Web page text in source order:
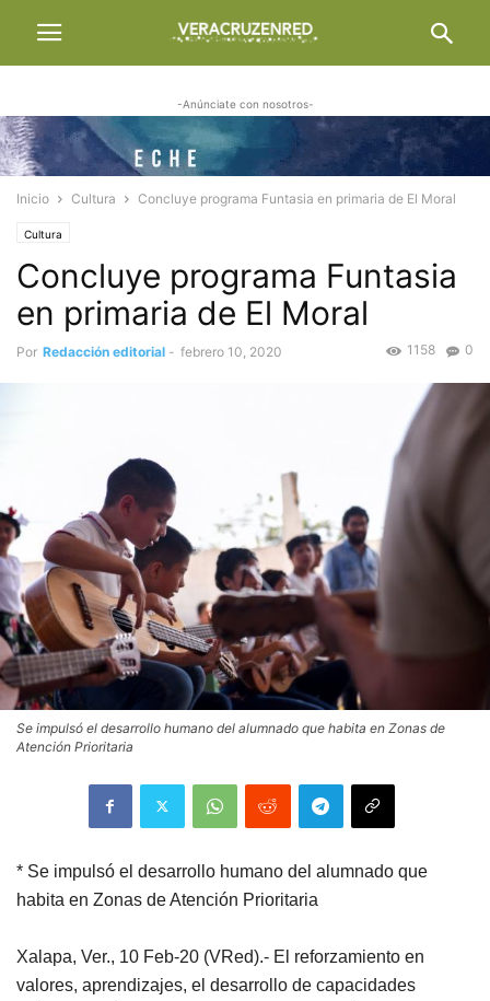
-Anúnciate con nosotros-
Inicio Cultura Concluye programa Funtasia en primaria de El Moral
Cultura
Concluye programa Funtasia
en primaria de El Moral
Por Redacción editorial - febrero 10, 2020 0
1158
Se impulsó el desarrollo humano del alumnado que habita en Zonas de
Atención Prioritaria
* Se impulsó el desarrollo humano del alumnado que
habita en Zonas de Atención Prioritaria
Xalapa, Ver., 10 Feb-20 (VRed).- El reforzamiento en
valores, aprendizajes, el desarrollo de capacidades